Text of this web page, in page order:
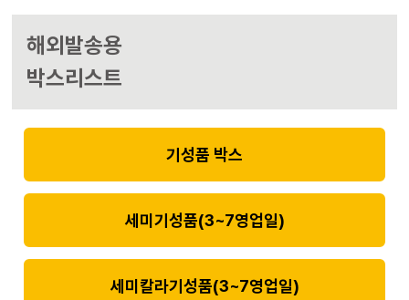
해외발송용
박스리스트
기성품 박스
세미기성품(3~7영업일)
세미칼라기성품(3~7영업일)